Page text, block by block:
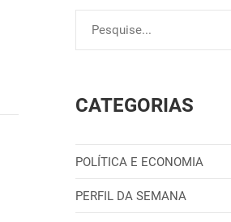
CATEGORIAS
POLÍTICA E ECONOMIA
PERFIL DA SEMANA